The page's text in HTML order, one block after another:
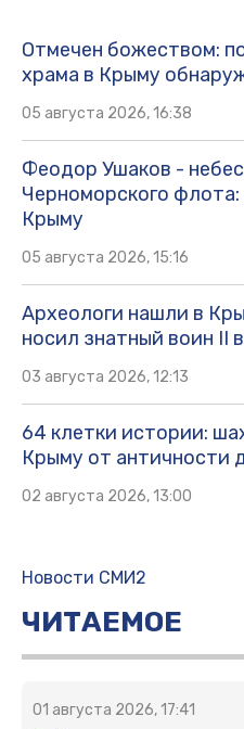
Отмечен божеством:
храма в Крыму
05 августа 2026, 16:38
Феодор Ушаков -
Черноморского флота:
Крыму
05 августа 2026, 15:16
Археологи нашли в
носил знатный воин II
03 августа 2026, 12:13
64 клетки истории:
Крыму от античности
02 августа 2026, 13:00
Новости СМИ2
ЧИТАЕМОЕ
01 августа 2026, 17:41